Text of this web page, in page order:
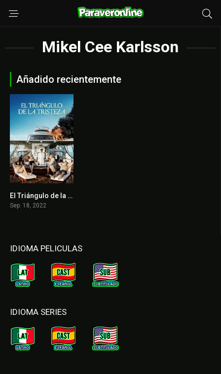
Mikel Cee Karlsson
Añadido recientemente
7.3El Triángulo de la Tristeza
Sep. 18, 2022
IDIOMA PELICULAS
IDIOMA SERIES